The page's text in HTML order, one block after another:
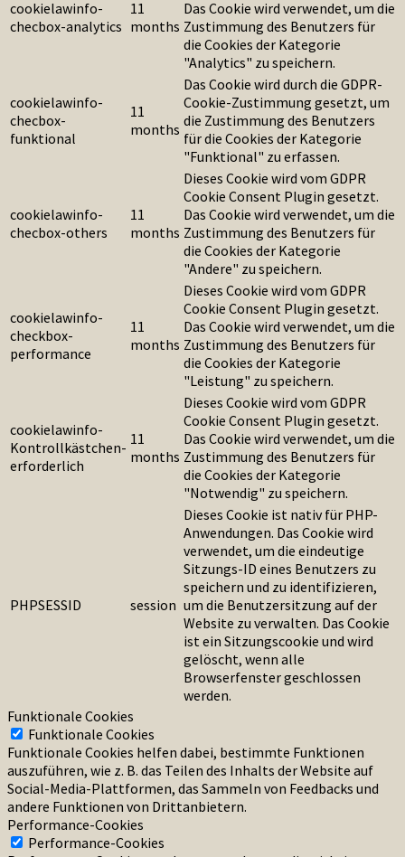
cookielawinfo-
checbox-analytics
11
months
Das Cookie wird verwendet, um die
Zustimmung des Benutzers für
die Cookies der Kategorie
"Analytics" zu speichern.
cookielawinfo-
checbox-
funktional
11
months
Das Cookie wird durch die GDPR-
Cookie-Zustimmung gesetzt, um
die Zustimmung des Benutzers
für die Cookies der Kategorie
"Funktional" zu erfassen.
cookielawinfo-
checbox-others
11
months
Dieses Cookie wird vom GDPR
Cookie Consent Plugin gesetzt.
Das Cookie wird verwendet, um die
Zustimmung des Benutzers für
die Cookies der Kategorie
"Andere" zu speichern.
cookielawinfo-
checkbox-
performance
11
months
Dieses Cookie wird vom GDPR
Cookie Consent Plugin gesetzt.
Das Cookie wird verwendet, um die
Zustimmung des Benutzers für
die Cookies der Kategorie
"Leistung" zu speichern.
cookielawinfo-
Kontrollkästchen-
erforderlich
11
months
Dieses Cookie wird vom GDPR
Cookie Consent Plugin gesetzt.
Das Cookie wird verwendet, um die
Zustimmung des Benutzers für
die Cookies der Kategorie
"Notwendig" zu speichern.
PHPSESSID session
Dieses Cookie ist nativ für PHP-
Anwendungen. Das Cookie wird
verwendet, um die eindeutige
Sitzungs-ID eines Benutzers zu
speichern und zu identifizieren,
um die Benutzersitzung auf der
Website zu verwalten. Das Cookie
ist ein Sitzungscookie und wird
gelöscht, wenn alle
Browserfenster geschlossen
werden.
Funktionale Cookies
Funktionale Cookies
Funktionale Cookies helfen dabei, bestimmte Funktionen
auszuführen, wie z. B. das Teilen des Inhalts der Website auf
Social-Media-Plattformen, das Sammeln von Feedbacks und
andere Funktionen von Drittanbietern.
Performance-Cookies
Performance-Cookies